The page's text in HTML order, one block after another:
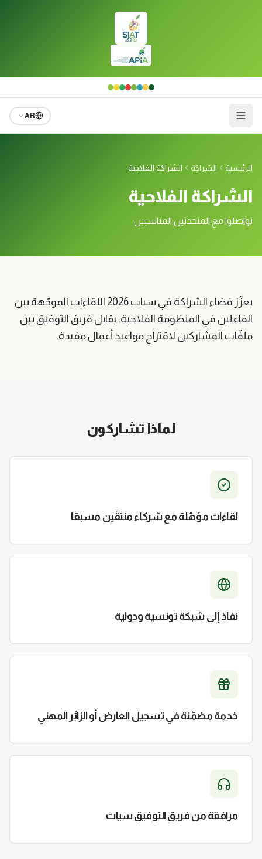
AR
الرئيسية الشراكة الشراكة الفلاحية
الشراكة الفلاحية
تواصلوا مع المتحدثين المناسبين
يعزّز فضاء الشراكة في سيات 2026 اللقاءات الموجّهة بين
الفاعلين في المنظومة الفلاحية. يقابل فريق التوفيق بين
ملفّات المشاركين لاقتراح مواعيد أعمال مفيدة.
لماذا تشاركون
لقاءات مؤهّلة مع شركاء منتقَين مسبقا
نفاذ إلى شبكة تونسية ودولية
خدمة مضمّنة في تسجيل العارض أو الزائر المهني
مرافقة من فريق التوفيق سيات